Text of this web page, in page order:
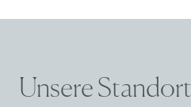
Unsere